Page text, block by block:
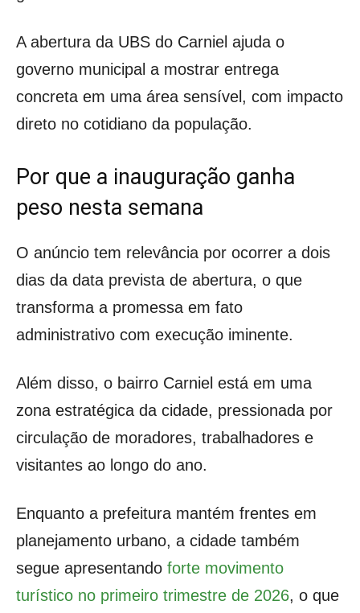
A abertura da UBS do Carniel ajuda o
governo municipal a mostrar entrega
concreta em uma área sensível, com impacto
direto no cotidiano da população.
Por que a inauguração ganha
peso nesta semana
O anúncio tem relevância por ocorrer a dois
dias da data prevista de abertura, o que
transforma a promessa em fato
administrativo com execução iminente.
Além disso, o bairro Carniel está em uma
zona estratégica da cidade, pressionada por
circulação de moradores, trabalhadores e
visitantes ao longo do ano.
Enquanto a prefeitura mantém frentes em
planejamento urbano, a cidade também
segue apresentando forte movimento
turístico no primeiro trimestre de 2026, o que